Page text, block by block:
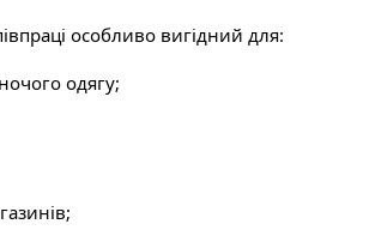
особливо вигідний для:
одягу;